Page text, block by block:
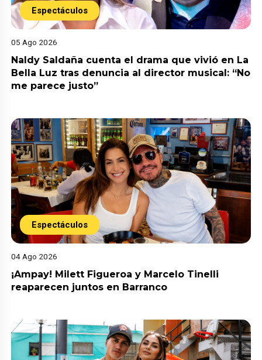
Espectáculos
05 Ago 2026
Naldy Saldaña cuenta el drama que vivió en La
Bella Luz tras denuncia al director musical: “No
me parece justo”
Espectáculos
04 Ago 2026
¡Ampay! Milett Figueroa y Marcelo Tinelli
reaparecen juntos en Barranco